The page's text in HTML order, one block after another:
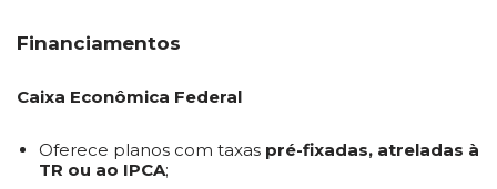
Financiamentos
Caixa Econômica Federal
Oferece planos com taxas pré-fixadas, atreladas à
TR ou ao IPCA;